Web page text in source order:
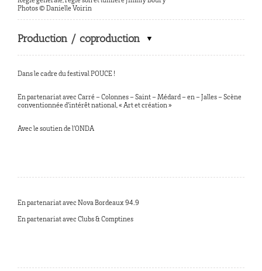
Photos © Danielle Voirin
Production / coproduction
Dans le cadre du festival POUCE !
En partenariat avec Carré – Colonnes – Saint – Médard – en – Jalles – Scène
conventionnée d’intérêt national, « Art et création »
Avec le soutien de l’ONDA
En partenariat avec Nova Bordeaux 94.9
En partenariat avec Clubs & Comptines